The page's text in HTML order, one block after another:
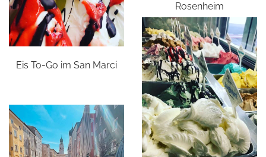
Rosenheim
Eis To-Go im San Marci